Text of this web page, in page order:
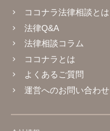
ココナラ法律相談とは
法律Q&A
法律相談コラム
ココナラとは
よくあるご質問
運営へのお問い合わせ